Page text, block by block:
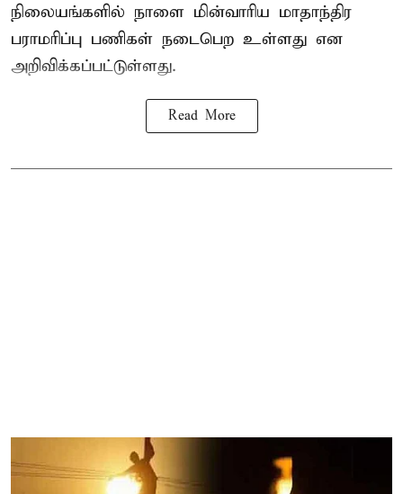
நிலையங்களில் நாளை மின்வாரிய மாதாந்திர
பராமரிப்பு பணிகள் நடைபெற உள்ளது என
அறிவிக்கப்பட்டுள்ளது.
Read More